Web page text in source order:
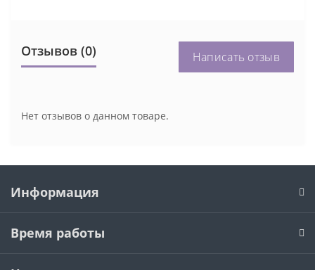
Отзывов (0) Написать отзыв
Нет отзывов о данном товаре.
Информация
Время работы